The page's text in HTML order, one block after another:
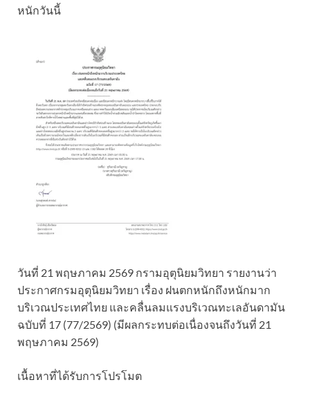
หนักวันนี้
วันที่ 21 พฤษภาคม 2569 กรามอุตุนิยมวิทยา รายงานว่า
ประกาศกรมอุตุนิยมวิทยา เรื่อง ฝนตกหนักถึงหนักมาก
บริเวณประเทศไทย และคลื่นลมแรงบริเวณทะเลอันดามัน
ฉบับที่ 17 (77/2569) (มีผลกระทบต่อเนื่องจนถึงวันที่ 21
พฤษภาคม 2569)
เนื้อหาที่ได้รับการโปรโมต